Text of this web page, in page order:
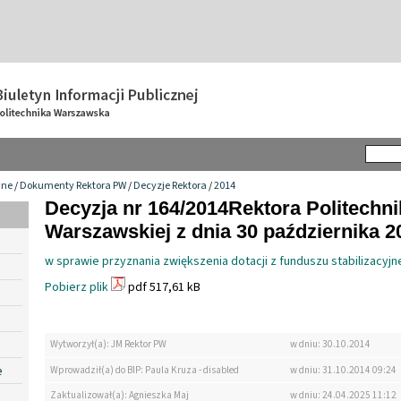
/Dokumenty Rektora PW/Decyzje Rektora/2014
Decyzja nr 164/2014Rektora
Warszawskiej z dnia 30 października
w sprawie przyznania zwiększenia dotacji z funduszu
Pobierz plik
pdf 517,61 kB
Wytworzył(a): JM Rektor PW
w dniu: 30.10.2014
Wprowadził(a) do BIP: Paula Kruza - disabled
w dniu: 31.10.2014 09:24
Zaktualizował(a): Agnieszka Maj
w dniu: 24.04.2025 11:12